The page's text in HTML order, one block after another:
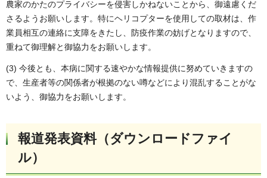
農家のかたのプライバシーを侵害しかねないことから、御遠慮くだ
さるようお願いします。特にヘリコプターを使用しての取材は、作
業員相互の連絡に支障をきたし、防疫作業の妨げとなりますので、
重ねて御理解と御協力をお願いします。
(3) 今後とも、本病に関する速やかな情報提供に努めていきますの
で、生産者等の関係者が根拠のない噂などにより混乱することがな
いよう、御協力をお願いします。
報道発表資料（ダウンロードファイ
ル）